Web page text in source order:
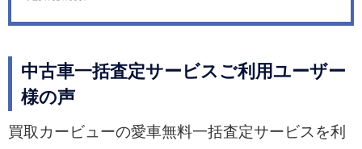
中古車一括査定サービスご利用ユーザー
様の声
買取カービューの愛車無料一括査定サービスを利